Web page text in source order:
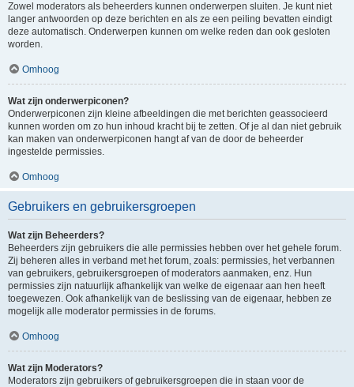
Zowel moderators als beheerders kunnen onderwerpen sluiten. Je kunt niet
langer antwoorden op deze berichten en als ze een peiling bevatten eindigt
deze automatisch. Onderwerpen kunnen om welke reden dan ook gesloten
worden.
Omhoog
Wat zijn onderwerpiconen?
Onderwerpiconen zijn kleine afbeeldingen die met berichten geassocieerd
kunnen worden om zo hun inhoud kracht bij te zetten. Of je al dan niet gebruik
kan maken van onderwerpiconen hangt af van de door de beheerder
ingestelde permissies.
Omhoog
Gebruikers en gebruikersgroepen
Wat zijn Beheerders?
Beheerders zijn gebruikers die alle permissies hebben over het gehele forum.
Zij beheren alles in verband met het forum, zoals: permissies, het verbannen
van gebruikers, gebruikersgroepen of moderators aanmaken, enz. Hun
permissies zijn natuurlijk afhankelijk van welke de eigenaar aan hen heeft
toegewezen. Ook afhankelijk van de beslissing van de eigenaar, hebben ze
mogelijk alle moderator permissies in de forums.
Omhoog
Wat zijn Moderators?
Moderators zijn gebruikers of gebruikersgroepen die in staan voor de